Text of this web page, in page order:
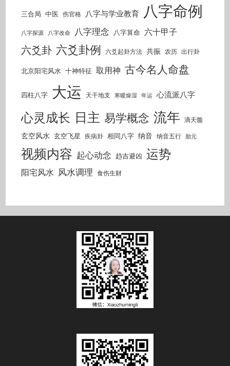
三合局 中医 伤官格 八字与学业教育 八字命例
八字探源 八字改命 八字理念 八字算命 六十甲子
六爻卦 六爻卦例 六爻起卦方法 共振 农历 出行卦
北京阳宅风水 十神特征 取用神 古今名人命盘
四柱八字 大运 天干地支 寒暖燥湿 年运 心流派八字
心灵成长 日主 易学概念 流年 滴天髓
玄空风水 玄空飞星 疾病卦 相同八字 纳音 纳音五行 胎元
视频内容 起心动念 趋吉避凶 运势
阳宅风水 风水调理 食伤生财